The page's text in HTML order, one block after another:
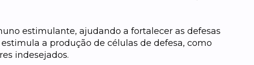
estimulante, ajudando a fortalecer as defesas
a produção de células de defesa, como
indesejados.